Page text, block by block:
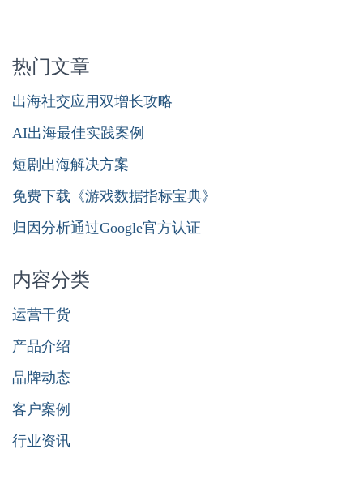
热门文章
出海社交应用双增长攻略
AI出海最佳实践案例
短剧出海解决方案
免费下载《游戏数据指标宝典》
归因分析通过Google官方认证
内容分类
运营干货
产品介绍
品牌动态
客户案例
行业资讯